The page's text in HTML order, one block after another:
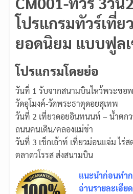
โปรแกรมทัวร์เที่ย
ยอดนิยม แบบฟูล
โปรแกรมโดยย่อ
วันที่ 1 รับจากสนามบินไหว้พระขอ
วัดอุโมงค์-วัดพระธาตุดอยสุเทพ
วันที่ 2 เที่ยวดอยอินทนนท์ – น้ำตก
ถนนคนเดิน/คลองแม่ข่า
วันที่ 3 เช็กเอ้าท์ เที่ยวม่อนแจ่ม ไร่ส
ตลาดวโรรส ส่งสนามบิน
แนะนำก่อนทำ
อ่านรายละเอี